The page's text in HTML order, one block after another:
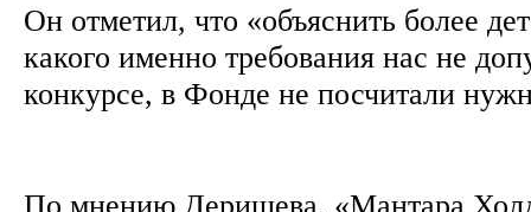
Он отметил, что «объяснить более
какого именно требования нас не
конкурсе, в Фонде не посчитали
По мнению Деришева, «Мантара